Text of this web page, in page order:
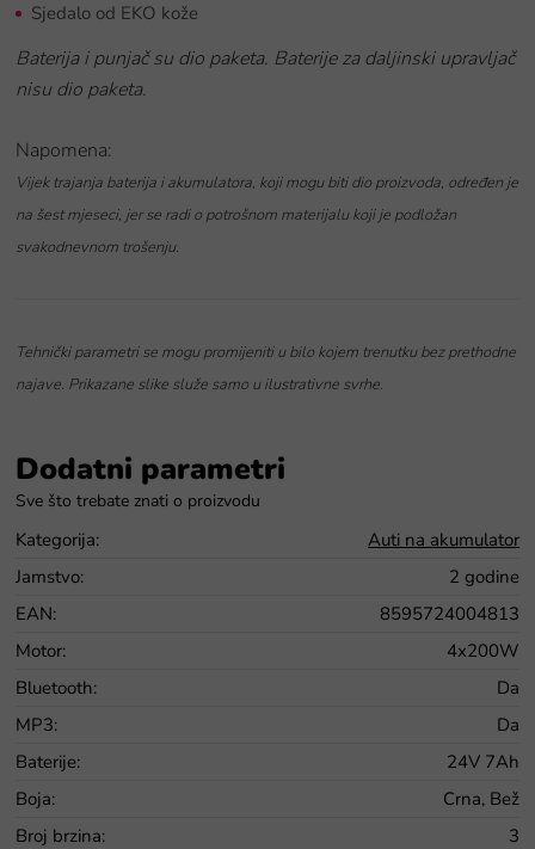
Sjedalo od EKO kože
Baterija i punjač su dio paketa. Baterije za daljinski upravljač
nisu dio paketa.
Napomena:
Vijek trajanja baterija i akumulatora, koji mogu biti dio proizvoda, određen je
na šest mjeseci, jer se radi o potrošnom materijalu koji je podložan
svakodnevnom trošenju.
Tehnički parametri se mogu promijeniti u bilo kojem trenutku bez prethodne
najave. Prikazane slike služe samo u ilustrativne svrhe.
Dodatni parametri
Kategorija:
Auti na akumulator
Jamstvo:
2 godine
EAN:
8595724004813
Motor:
4x200W
Bluetooth:
Da
MP3:
Da
Baterije:
24V 7Ah
Boja:
Crna, Bež
Broj brzina:
3